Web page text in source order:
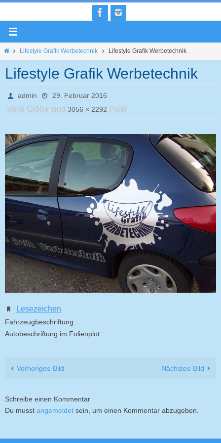
Inhalt
springen
HomeLifestyle Grafik Werbetechnik Lifestyle Grafik Werbetechnik
Lifestyle Grafik Werbetechnik
admin 29. Februar 2016
Volle Größe sind 3056 × 2292 Pixel
Lesezeichen.
Fahrzeugbeschriftung
Autobeschriftung im Folienplot
Vorheriges Bild Nächstes Bild
Schreibe einen Kommentar
Du musst angemeldet sein, um einen Kommentar abzugeben.